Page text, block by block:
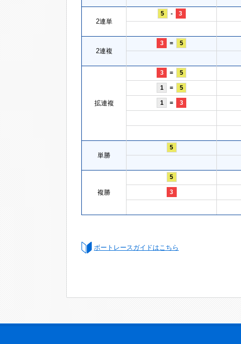
2連単
5 - 3
2連複
3 = 5
拡連複
3 = 5
1 = 5
1 = 3
単勝
5
複勝
5
3
ボートレースガイドはこちら